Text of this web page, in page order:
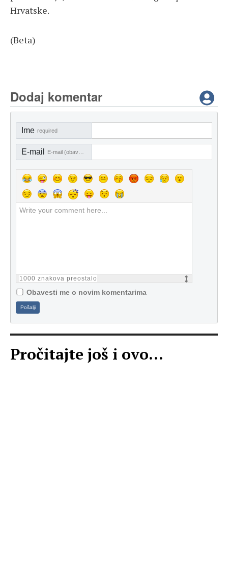
Hrvatske.
(Beta)
Dodaj komentar
Ime required
E-mail
1000 znakova preostalo
Obavesti me o novim komentarima
Pošalji
Pročitajte još i ovo...